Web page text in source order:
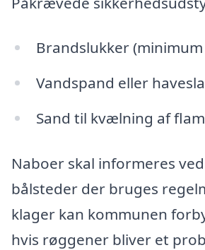
Brandslukker (minimum
Vandspand eller
Sand til kvælning af
Naboer skal informeres
bålsteder der bruges
klager kan kommunen
hvis røggener bliver et